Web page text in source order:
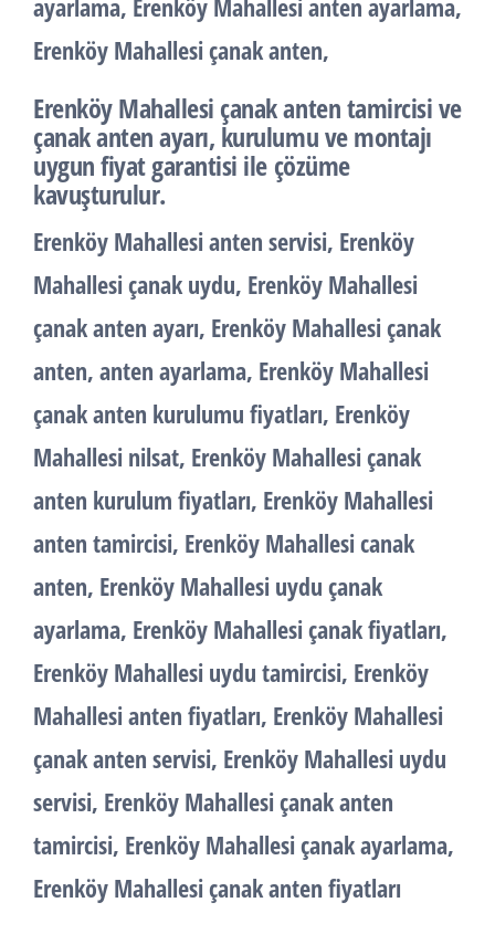
ayarlama, Erenköy Mahallesi anten ayarlama,
Erenköy Mahallesi çanak anten,
Erenköy Mahallesi çanak anten tamircisi ve
çanak anten ayarı, kurulumu ve montajı
uygun fiyat garantisi ile çözüme
kavuşturulur.
Erenköy Mahallesi anten servisi, Erenköy
Mahallesi çanak uydu, Erenköy Mahallesi
çanak anten ayarı, Erenköy Mahallesi çanak
anten, anten ayarlama, Erenköy Mahallesi
çanak anten kurulumu fiyatları, Erenköy
Mahallesi nilsat, Erenköy Mahallesi çanak
anten kurulum fiyatları, Erenköy Mahallesi
anten tamircisi, Erenköy Mahallesi canak
anten, Erenköy Mahallesi uydu çanak
ayarlama, Erenköy Mahallesi çanak fiyatları,
Erenköy Mahallesi uydu tamircisi, Erenköy
Mahallesi anten fiyatları, Erenköy Mahallesi
çanak anten servisi, Erenköy Mahallesi uydu
servisi, Erenköy Mahallesi çanak anten
tamircisi, Erenköy Mahallesi çanak ayarlama,
Erenköy Mahallesi çanak anten fiyatları